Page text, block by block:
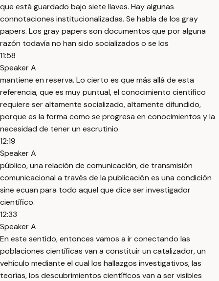
que está guardado bajo siete llaves. Hay algunas
connotaciones institucionalizadas. Se habla de los gray
papers. Los gray papers son documentos que por alguna
razón todavía no han sido socializados o se los
11:58
Speaker A
mantiene en reserva. Lo cierto es que más allá de esta
referencia, que es muy puntual, el conocimiento científico
requiere ser altamente socializado, altamente difundido,
porque es la forma como se progresa en conocimientos y la
necesidad de tener un escrutinio
12:19
Speaker A
público, una relación de comunicación, de transmisión
comunicacional a través de la publicación es una condición
sine ecuan para todo aquel que dice ser investigador
científico.
12:33
Speaker A
En este sentido, entonces vamos a ir conectando las
poblaciones científicas van a constituir un catalizador, un
vehículo mediante el cual los hallazgos investigativos, las
teorías, los descubrimientos científicos van a ser visibles